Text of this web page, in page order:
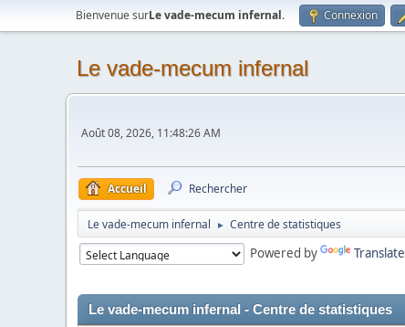
Bienvenue surLe vade-mecum infernal. Connexion
Le vade-mecum infernal
Août 08, 2026, 11:48:26 AM
Accueil Rechercher
Le vade-mecum infernal ► Centre de statistiques
Powered by Translate
Le vade-mecum infernal - Centre de statistiques